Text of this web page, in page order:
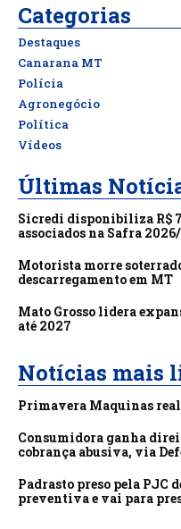
Categorias
Destaques
Canarana MT
Polícia
Agronegócio
Política
Vídeos
Últimas
Sicredi disponibiliza R$
associados na Safra
Motorista morre
descarregamento em MT
Mato Grosso lidera
até 2027
Notícias mais
Primavera Maquinas
Consumidora ganha
cobrança abusiva, via
Padrasto preso pela PJC
preventiva e vai para